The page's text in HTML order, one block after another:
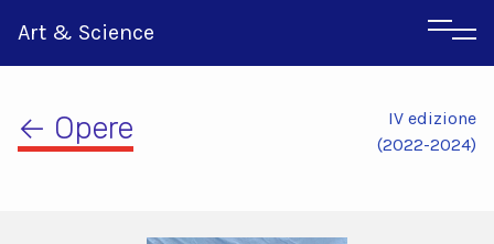
Art & Science
← Opere
IV edizione
(2022-2024)